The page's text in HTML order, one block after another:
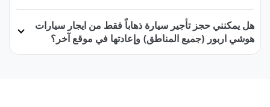
هل يمكنني حجز تأجير سيارة ذهاباً فقط من ايجار سيارات
هوشي اربور (جميع المناطق) وإعادتها في موقع آخر؟